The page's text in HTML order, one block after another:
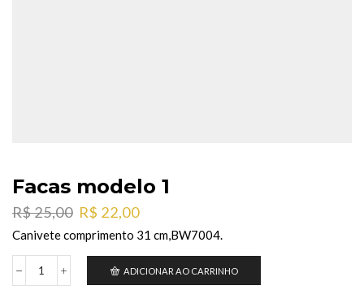
Facas modelo 1
R$25,00 O
preço
original
R$ 25,00.
R$ 22,00O
preço
atual
R$ 22,00.
Canivete comprimento 31 cm,BW7004.
Facas
ADICIONAR AO CARRINHO